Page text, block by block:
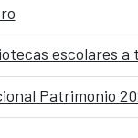
escolares a
Patrimonio